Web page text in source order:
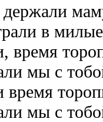
в
время
мы с
время
мы с